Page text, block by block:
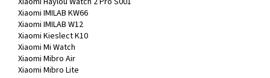
Xiaomi IMILAB KW66
Xiaomi IMILAB W12
Xiaomi Kieslect K10
Xiaomi Mi Watch
Xiaomi Mibro Air
Xiaomi Mibro Lite